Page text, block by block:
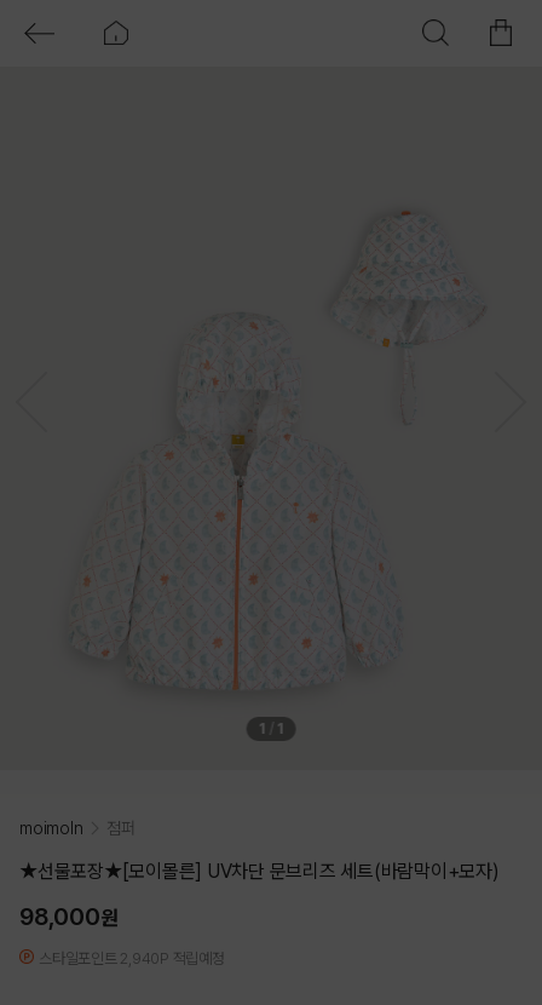
1 1
moimoln 점퍼
★선물포장★[모이몰른] UV차단 문브리즈 세트(바람막이+모자)
98,000원
스타일포인트 2,940P 적립예정